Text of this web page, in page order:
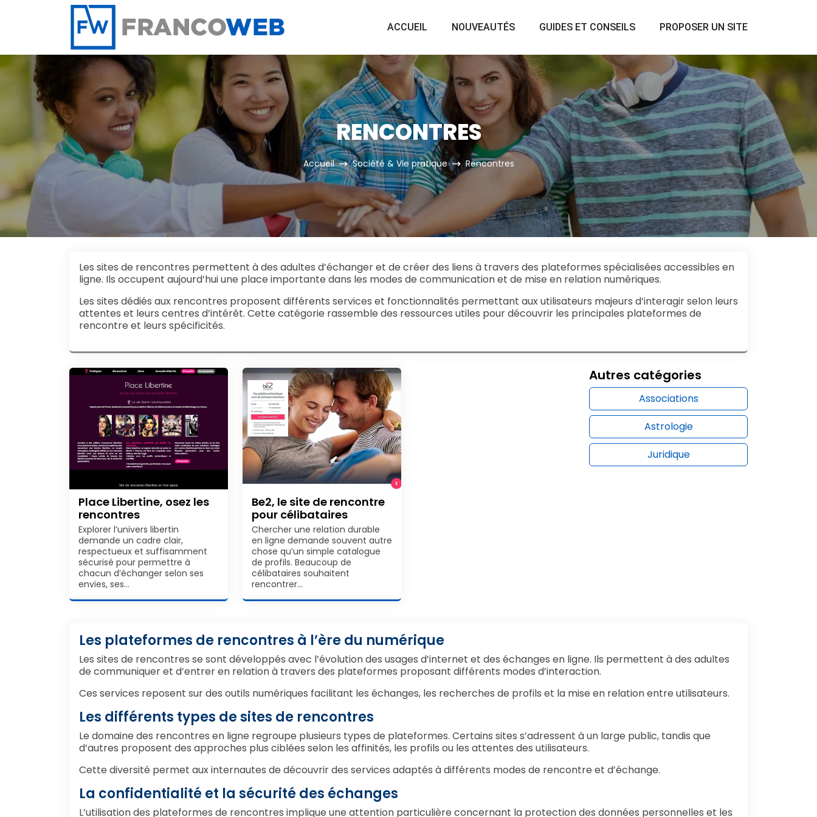
Panneau de gestion des cookies
ACCUEIL NOUVEAUTÉS GUIDES ET CONSEILS PROPOSER UN SITE
RENCONTRES
Accueil Société & Vie pratique Rencontres
Les sites de rencontres permettent à des adultes d’échanger et de créer des liens à travers des plateformes spécialisées accessibles en
ligne. Ils occupent aujourd’hui une place importante dans les modes de communication et de mise en relation numériques.
Les sites dédiés aux rencontres proposent différents services et fonctionnalités permettant aux utilisateurs majeurs d’interagir selon leurs
attentes et leurs centres d’intérêt. Cette catégorie rassemble des ressources utiles pour découvrir les principales plateformes de
rencontre et leurs spécificités.
Place Libertine, osez les
rencontres
Explorer l’univers libertin
demande un cadre clair,
respectueux et suffisamment
sécurisé pour permettre à
chacun d’échanger selon ses
envies, ses…
Be2, le site de rencontre
pour célibataires
Chercher une relation durable
en ligne demande souvent autre
chose qu’un simple catalogue
de profils. Beaucoup de
célibataires souhaitent
rencontrer…
Autres catégories
Associations
Astrologie
Juridique
Les plateformes de rencontres à l’ère du numérique
Les sites de rencontres se sont développés avec l’évolution des usages d’internet et des échanges en ligne. Ils permettent à des adultes
de communiquer et d’entrer en relation à travers des plateformes proposant différents modes d’interaction.
Ces services reposent sur des outils numériques facilitant les échanges, les recherches de profils et la mise en relation entre utilisateurs.
Les différents types de sites de rencontres
Le domaine des rencontres en ligne regroupe plusieurs types de plateformes. Certains sites s’adressent à un large public, tandis que
d’autres proposent des approches plus ciblées selon les affinités, les profils ou les attentes des utilisateurs.
Cette diversité permet aux internautes de découvrir des services adaptés à différents modes de rencontre et d’échange.
La confidentialité et la sécurité des échanges
L’utilisation des plateformes de rencontres implique une attention particulière concernant la protection des données personnelles et les